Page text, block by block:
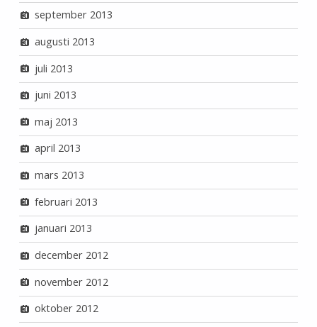
september 2013
augusti 2013
juli 2013
juni 2013
maj 2013
april 2013
mars 2013
februari 2013
januari 2013
december 2012
november 2012
oktober 2012